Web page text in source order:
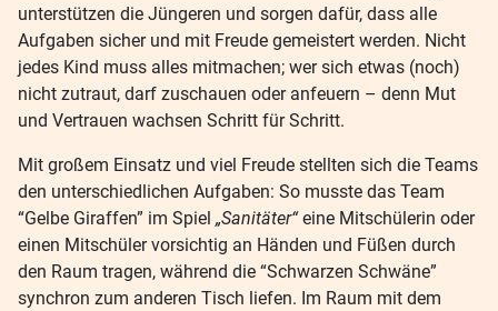
unterstützen die Jüngeren und sorgen dafür, dass alle
Aufgaben sicher und mit Freude gemeistert werden. Nicht
jedes Kind muss alles mitmachen; wer sich etwas (noch)
nicht zutraut, darf zuschauen oder anfeuern – denn Mut
und Vertrauen wachsen Schritt für Schritt.
Mit großem Einsatz und viel Freude stellten sich die Teams
den unterschiedlichen Aufgaben: So musste das Team
“Gelbe Giraffen” im Spiel „Sanitäter“eine Mitschülerin oder
einen Mitschüler vorsichtig an Händen und Füßen durch
den Raum tragen, während die “Schwarzen Schwäne”
synchron zum anderen Tisch liefen. Im Raum mit dem